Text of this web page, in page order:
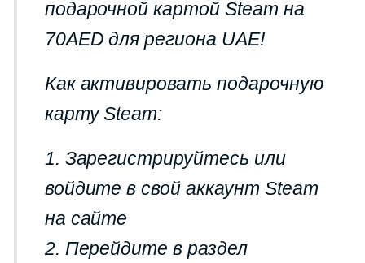
подарочной картой Steam на
70AED для региона UAE!
Как активировать подарочную
карту Steam:
1. Зарегистрируйтесь или
войдите в свой аккаунт Steam
на сайте
2. Перейдите в раздел